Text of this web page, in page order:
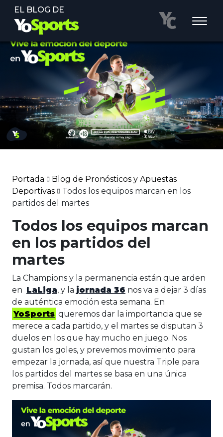
EL BLOG DE
Portada
Blog de Pronósticos y Apuestas
Deportivas
Todos los equipos marcan en los
partidos del martes
Todos los equipos marcan
en los partidos del
martes
La Champions y la permanencia están que arden
en LaLiga, y la jornada 36 nos va a dejar 3 días
de auténtica emoción esta semana. En
YoSports queremos dar la importancia que se
merece a cada partido, y el martes se disputan 3
duelos en los que hay mucho en juego. Nos
gustan los goles, y prevemos movimiento para
empezar la jornada, así que nuestra Triple para
los partidos del martes se basa en una única
premisa. Todos marcarán.